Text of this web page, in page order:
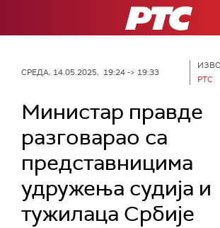
РТС
СРЕДА, 14.05.2025, 19:24 -> 19:33
РТС
Министар правде
разговарао са
представницима
удружења судија и
тужилаца Србије